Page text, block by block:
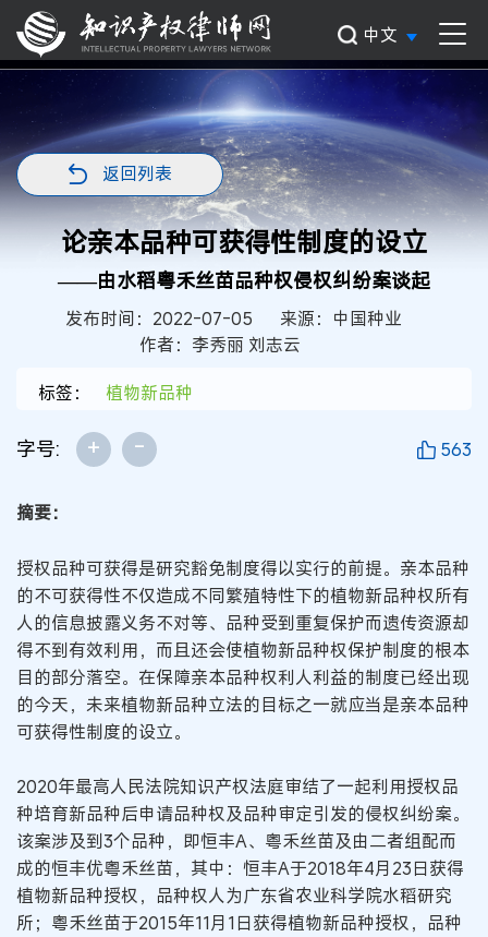
中文
返回列表
论亲本品种可获得性制度的设立
——由水稻粤禾丝苗品种权侵权纠纷案谈起
发布时间：2022-07-05
来源：中国种业
作者：李秀丽 刘志云
标签：
植物新品种
字号: + - 563
摘要：
授权品种可获得是研究豁免制度得以实行的前提。亲本品种
的不可获得性不仅造成不同繁殖特性下的植物新品种权所有
人的信息披露义务不对等、品种受到重复保护而遗传资源却
得不到有效利用，而且还会使植物新品种权保护制度的根本
目的部分落空。在保障亲本品种权利人利益的制度已经出现
的今天，未来植物新品种立法的目标之一就应当是亲本品种
可获得性制度的设立。
2020年最高人民法院知识产权法庭审结了一起利用授权品
种培育新品种后申请品种权及品种审定引发的侵权纠纷案。
该案涉及到3个品种，即恒丰A、粤禾丝苗及由二者组配而
成的恒丰优粤禾丝苗，其中：恒丰A于2018年4月23日获得
植物新品种授权，品种权人为广东省农业科学院水稻研究
所；粤禾丝苗于2015年11月1日获得植物新品种授权，品种